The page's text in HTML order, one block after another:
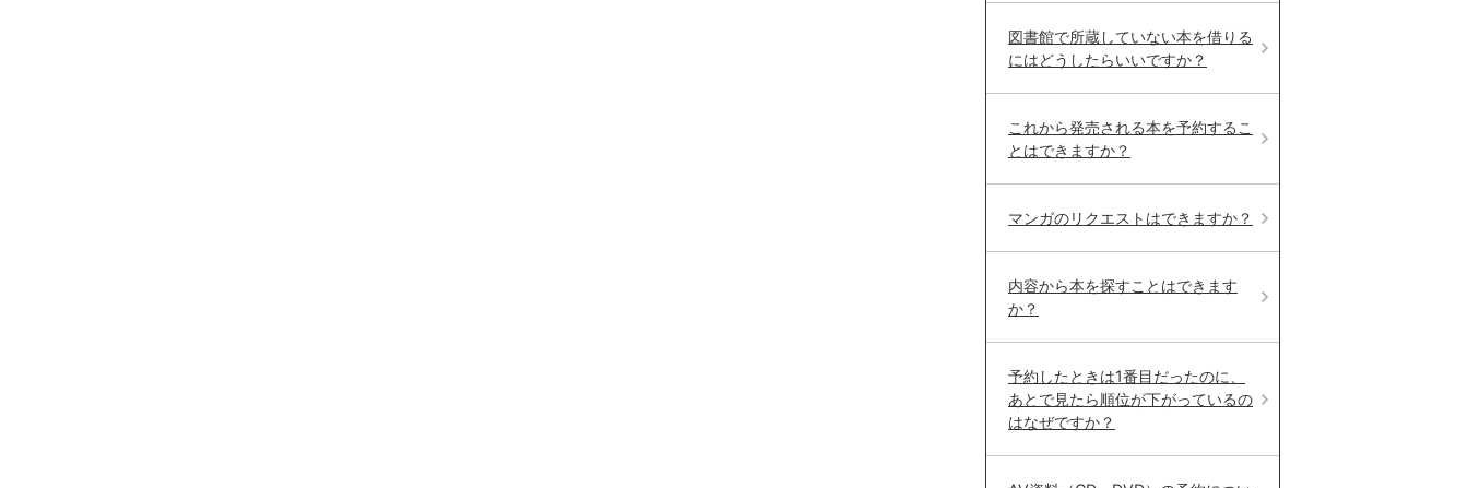
図書館で所蔵していない本を借りる
にはどうしたらいいですか？
これから発売される本を予約するこ
とはできますか？
マンガのリクエストはできますか？
内容から本を探すことはできます
か？
予約したときは1番目だったのに、
あとで見たら順位が下がっているの
はなぜですか？